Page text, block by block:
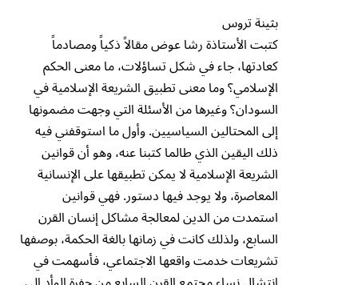
بثينة تروس
كتبت الأستاذة رشا عوض مقالاً ذكياً ومصادماً
كعادتها، جاء في شكل تساؤلات، ما معنى الحكم
الإسلامي؟ وما معنى تطبيق الشريعة الإسلامية في
السودان؟ وغيرها من الأسئلة التي وجهت مضمونها
إلى المحتالين السياسيين. وأول ما استوقفني فيه
ذلك اليقين الذي طالما كتبنا عنه، وهو أن قوانين
الشريعة الإسلامية لا يمكن تطبيقها على الإنسانية
المعاصرة، ولا يوجد فيها دستور. فهي قوانين
استمدت من الدين لمعالجة مشاكل إنسان القرن
السابع، ولذلك كانت في زمانها بالغة الحكمة، بوصفها
تشريعات خدمت واقعها الاجتماعي، فأسهمت في